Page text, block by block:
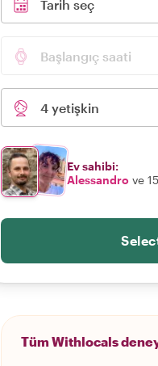
Tarih seç
Başlangıç saati
4 yetişkin
Ev sahibi:
Alessandro ve
Tüm Withlocals